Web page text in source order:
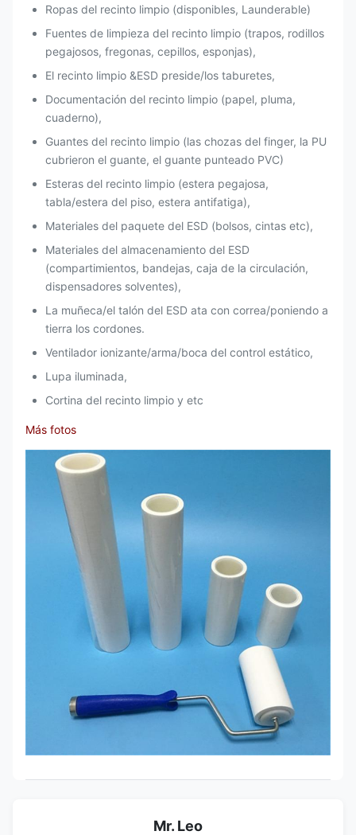
Ropas del recinto limpio (disponibles, Launderable)
Fuentes de limpieza del recinto limpio (trapos, rodillos
pegajosos, fregonas, cepillos, esponjas),
El recinto limpio &ESD preside/los taburetes,
Documentación del recinto limpio (papel, pluma,
cuaderno),
Guantes del recinto limpio (las chozas del finger, la PU
cubrieron el guante, el guante punteado PVC)
Esteras del recinto limpio (estera pegajosa,
tabla/estera del piso, estera antifatiga),
Materiales del paquete del ESD (bolsos, cintas etc),
Materiales del almacenamiento del ESD
(compartimientos, bandejas, caja de la circulación,
dispensadores solventes),
La muñeca/el talón del ESD ata con correa/poniendo a
tierra los cordones.
Ventilador ionizante/arma/boca del control estático,
Lupa iluminada,
Cortina del recinto limpio y etc
Más fotos
Mr. Leo